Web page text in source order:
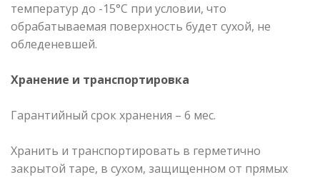
температур до -15°С при условии, что
обрабатываемая поверхность будет сухой, не
обледеневшей.
Хранение и транспортировка
Гарантийный срок хранения – 6 мес.
Хранить и транспортировать в герметично
закрытой таре, в сухом, защищенном от прямых